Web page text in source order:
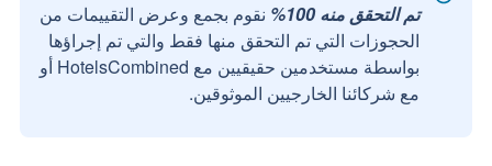
تم التحقق منه 100%
نقوم بجمع وعرض التقييمات من
الحجوزات التي تم التحقق منها فقط والتي تم إجراؤها
بواسطة مستخدمين حقيقيين مع HotelsCombined أو
مع شركائنا الخارجيين الموثوقين.